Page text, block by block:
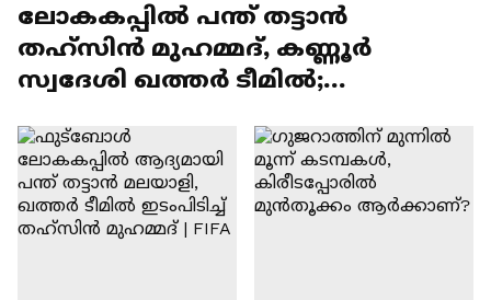
ലോകകപ്പിൽ പന്ത് തട്ടാൻ
തഹ്സിന്‍ മുഹമ്മദ്, കണ്ണൂർ
സ്വദേശി ഖത്തർ ടീമിൽ;